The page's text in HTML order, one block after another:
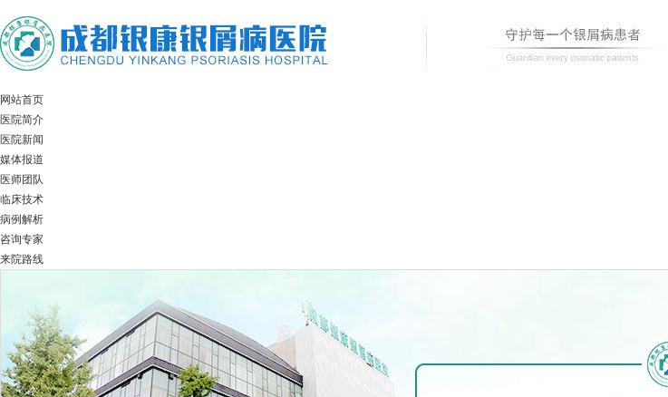
网站首页
医院简介
医院新闻
媒体报道
医师团队
临床技术
病例解析
咨询专家
来院路线